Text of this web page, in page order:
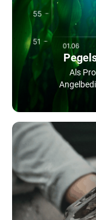
Als